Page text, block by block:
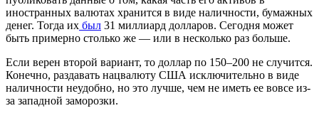
иностранных валютах хранится в виде наличности, бумажных
денег. Тогда их был 31 миллиард долларов. Сегодня может
быть примерно столько же — или в несколько раз больше.
Если верен второй вариант, то доллар по 150–200 не случится.
Конечно, раздавать нацвалюту США исключительно в виде
наличности неудобно, но это лучше, чем не иметь ее вовсе из-
за западной заморозки.